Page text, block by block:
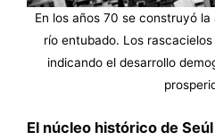
En los años 70 se construyó
río entubado. Los
indicando el desarrollo
El núcleo histórico de